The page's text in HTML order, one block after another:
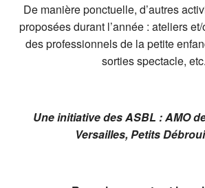
De manière ponctuelle, d’autres
proposées durant l’année : ateliers
des professionnels de la petite
sorties spectacle, etc.
Une initiative des ASBL : AMO
Versailles, Petits